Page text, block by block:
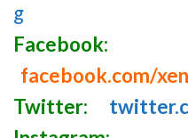
g
Facebook:
facebook.com/
Twitter: